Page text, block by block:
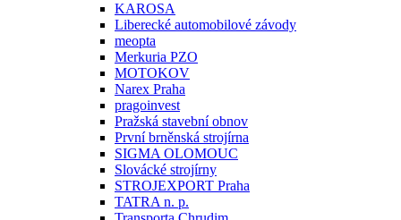
KAROSA
Liberecké automobilové závody
meopta
Merkuria PZO
MOTOKOV
Narex Praha
pragoinvest
Pražská stavební obnov
První brněnská strojírna
SIGMA OLOMOUC
Slovácké strojírny
STROJEXPORT Praha
TATRA n. p.